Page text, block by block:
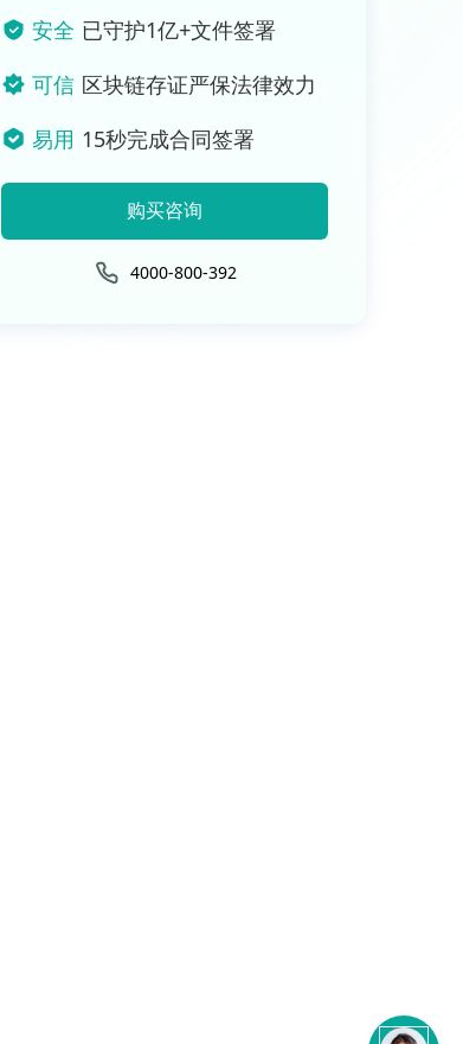
安全 已守护1亿+文件签署
可信 区块链存证严保法律效力
易用 15秒完成合同签署
购买咨询
4000-800-392